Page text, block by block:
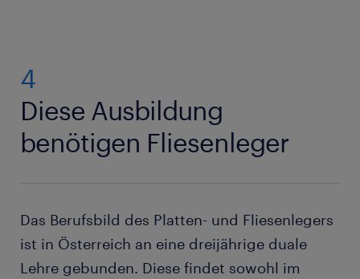
4
Diese Ausbildung
benötigen Fliesenleger
Das Berufsbild des Platten- und Fliesenlegers
ist in Österreich an eine dreijährige duale
Lehre gebunden. Diese findet sowohl im